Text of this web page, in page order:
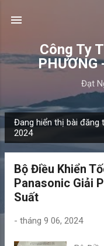
Công Ty
PHƯƠNG
Đạt
à
Đang hiển thị bài đăng
2024
Bộ Điều Khiển
Panasonic Giải
Suất
- tháng 9 06, 2024